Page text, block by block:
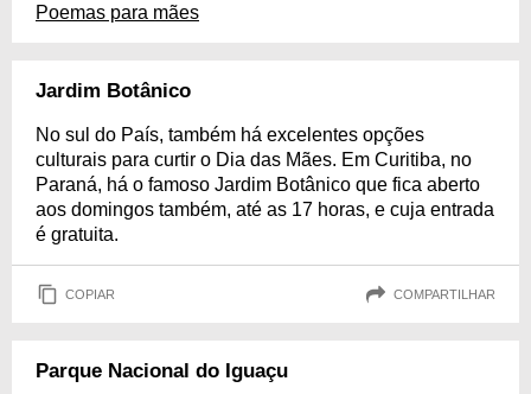
Poemas para mães
Jardim Botânico
No sul do País, também há excelentes opções
culturais para curtir o Dia das Mães. Em Curitiba, no
Paraná, há o famoso Jardim Botânico que fica aberto
aos domingos também, até as 17 horas, e cuja entrada
é gratuita.
COPIAR COMPARTILHAR
Parque Nacional do Iguaçu